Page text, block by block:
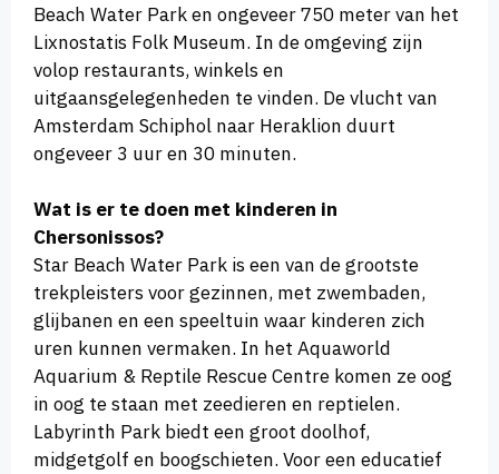
Beach Water Park en ongeveer 750 meter van het
Lixnostatis Folk Museum. In de omgeving zijn
volop restaurants, winkels en
uitgaansgelegenheden te vinden. De vlucht van
Amsterdam Schiphol naar Heraklion duurt
ongeveer 3 uur en 30 minuten.
Wat is er te doen met kinderen in
Chersonissos?
Star Beach Water Park is een van de grootste
trekpleisters voor gezinnen, met zwembaden,
glijbanen en een speeltuin waar kinderen zich
uren kunnen vermaken. In het Aquaworld
Aquarium & Reptile Rescue Centre komen ze oog
in oog te staan met zeedieren en reptielen.
Labyrinth Park biedt een groot doolhof,
midgetgolf en boogschieten. Voor een educatief